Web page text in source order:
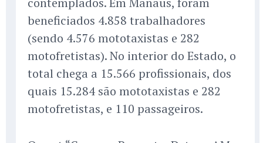
beneficiados 4.858 trabalhadores
(sendo 4.576 mototaxistas e 282
motofretistas). No interior do Estado, o
total chega a 15.566 profissionais, dos
quais 15.284 são mototaxistas e 282
motofretistas, e 110 passageiros.